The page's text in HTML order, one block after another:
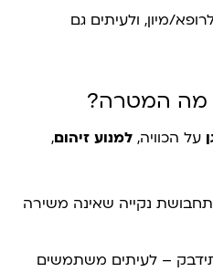
מיון, ולעיתים גם
מה המטרה?
על הכוויה, למנוע זיהום,
נקייה שאינה משירה
– לעיתים משתמשים